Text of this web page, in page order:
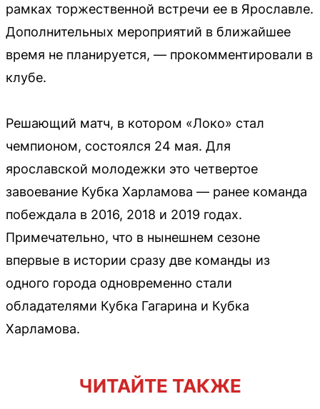
рамках торжественной встречи ее в Ярославле.
Дополнительных мероприятий в ближайшее
время не планируется, — прокомментировали в
клубе.
Решающий матч, в котором «Локо» стал
чемпионом, состоялся 24 мая. Для
ярославской молодежки это четвертое
завоевание Кубка Харламова — ранее команда
побеждала в 2016, 2018 и 2019 годах.
Примечательно, что в нынешнем сезоне
впервые в истории сразу две команды из
одного города одновременно стали
обладателями Кубка Гагарина и Кубка
Харламова.
ЧИТАЙТЕ ТАКЖЕ